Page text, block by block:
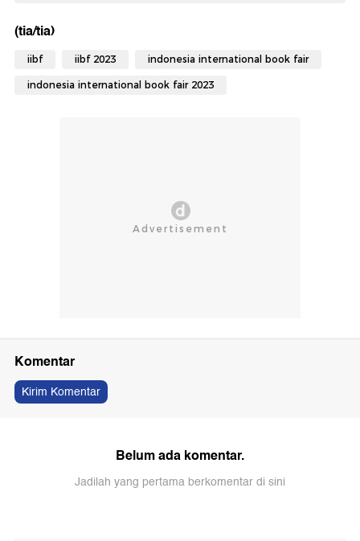
(tia/tia)
iibf iibf 2023 indonesia international book fair
indonesia international book fair 2023
Komentar
Kirim Komentar
Belum ada komentar.
Jadilah yang pertama berkomentar di sini